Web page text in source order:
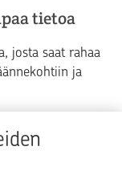
tietoa
josta saat rahaa
ja